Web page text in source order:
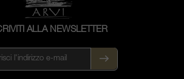
ALLA NEWSLETTER